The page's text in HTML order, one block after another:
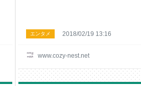
www.cozy-nest.net
エンタメ 2018/02/19 13:16